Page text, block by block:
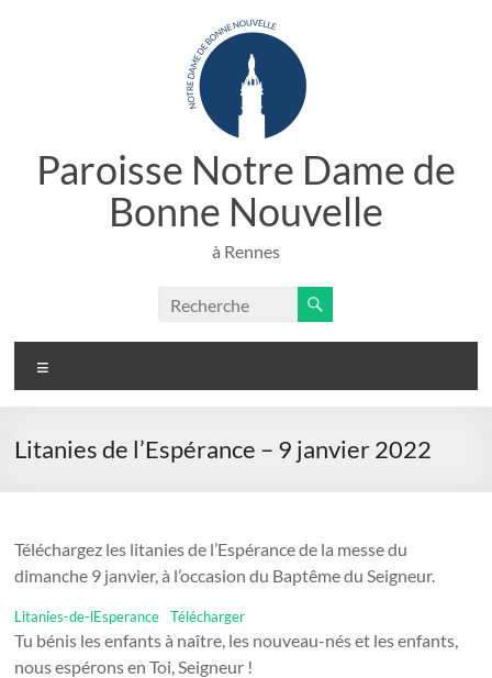
Paroisse Notre Dame de
Bonne Nouvelle
à Rennes
Litanies de l’Espérance – 9 janvier 2022
Téléchargez les litanies de l’Espérance de la messe du
dimanche 9 janvier, à l’occasion du Baptême du Seigneur.
Litanies-de-lEsperance Télécharger
Tu bénis les enfants à naître, les nouveau-nés et les enfants,
nous espérons en Toi, Seigneur !